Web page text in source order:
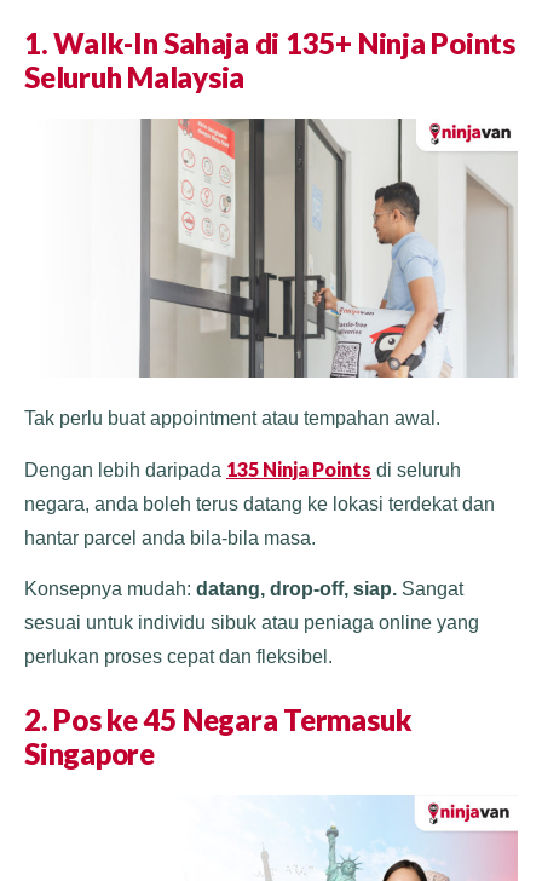
1. Walk-In Sahaja di 135+ Ninja Points
Seluruh Malaysia
Tak perlu buat appointment atau tempahan awal.
Dengan lebih daripada 135 Ninja Points di seluruh
negara, anda boleh terus datang ke lokasi terdekat dan
hantar parcel anda bila-bila masa.
Konsepnya mudah: datang, drop-off, siap. Sangat
sesuai untuk individu sibuk atau peniaga online yang
perlukan proses cepat dan fleksibel.
2. Pos ke 45 Negara Termasuk
Singapore